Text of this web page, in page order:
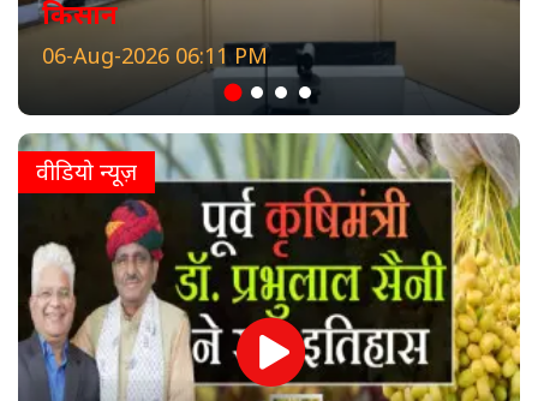
किसान
06-Aug-2026 06:11 PM
वीडियो न्यूज़